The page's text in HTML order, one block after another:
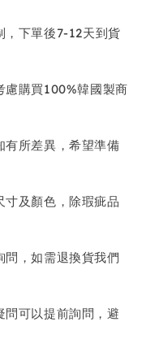
，下單後7-12天到貨
慮購買100%韓國製商
有所差異，希望準備
寸及顏色，除瑕疵品
，如需退換貨我們
可以提前詢問，避